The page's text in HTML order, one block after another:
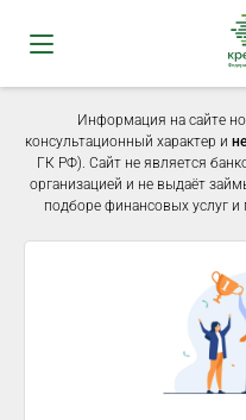
Информация на сайте
консультационный характер и
ГК РФ). Сайт не является
организацией и не выдаёт
подборе финансовых услуг